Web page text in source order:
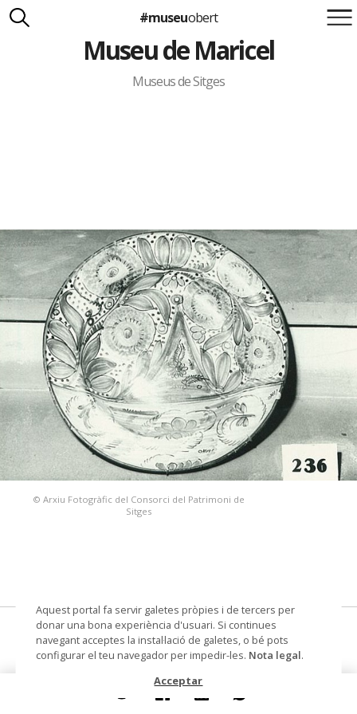
Suma't a la iniciativa
Carlota Royo
Francesca Barcellona
#museuobert
Museu de Maricel
Museus de Sitges
© Arxiu Fotogràfic del Consorci del Patrimoni de
Sitges
plata
Datació segle XIX
Aquest portal fa servir galetes pròpies i de tercers per
donar una bona experiència d'usuari. Si continues
navegant acceptes la instal·lació de galetes, o bé pots
configurar el teu navegador per impedir-les. Nota legal.
Acceptar